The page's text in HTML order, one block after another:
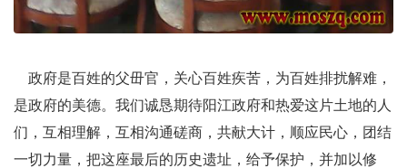
政府是百姓的父毌官，关心百姓疾苦，为百姓排扰解难，
是政府的美德。我们诚恳期待阳江政府和热爱这片土地的人
们，互相理解，互相沟通磋商，共献大计，顺应民心，团结
一切力量，把这座最后的历史遗址，给予保护，并加以修